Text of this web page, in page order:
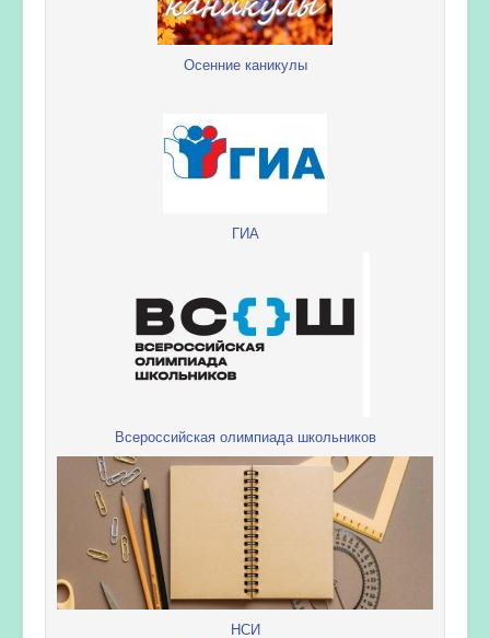
Осенние каникулы
ГИА
Всероссийская олимпиада школьников
НСИ